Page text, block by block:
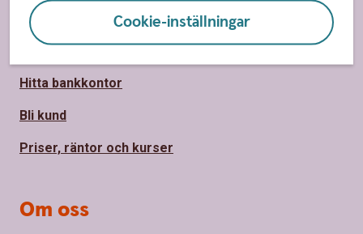
Cookie-inställningar
Kontakta oss
Spärrhjälp
Hitta bankkontor
Bli kund
Priser, räntor och kurser
Om oss